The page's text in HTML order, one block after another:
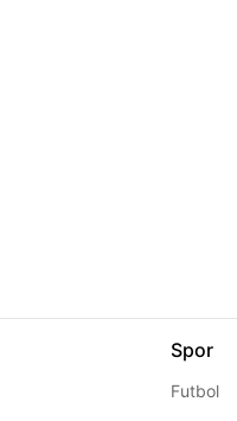
Spor
Futbol